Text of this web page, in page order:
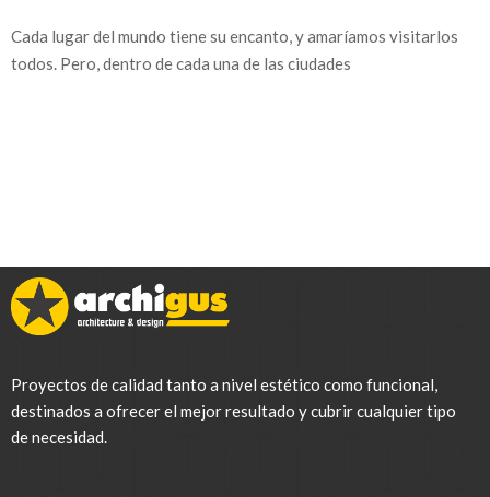
Cada lugar del mundo tiene su encanto, y amaríamos visitarlos
todos. Pero, dentro de cada una de las ciudades
Proyectos de calidad tanto a nivel estético como funcional,
destinados a ofrecer el mejor resultado y cubrir cualquier tipo
de necesidad.